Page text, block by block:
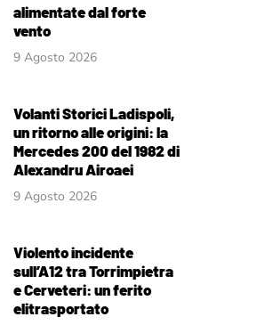
alimentate dal forte
vento
9 Agosto 2026
Volanti Storici Ladispoli,
un ritorno alle origini: la
Mercedes 200 del 1982 di
Alexandru Airoaei
9 Agosto 2026
Violento incidente
sull’A12 tra Torrimpietra
e Cerveteri: un ferito
elitrasportato